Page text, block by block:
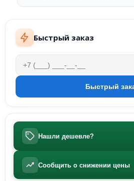
Быстрый заказ
Нашли дешевле?
Сообщить о снижении цены